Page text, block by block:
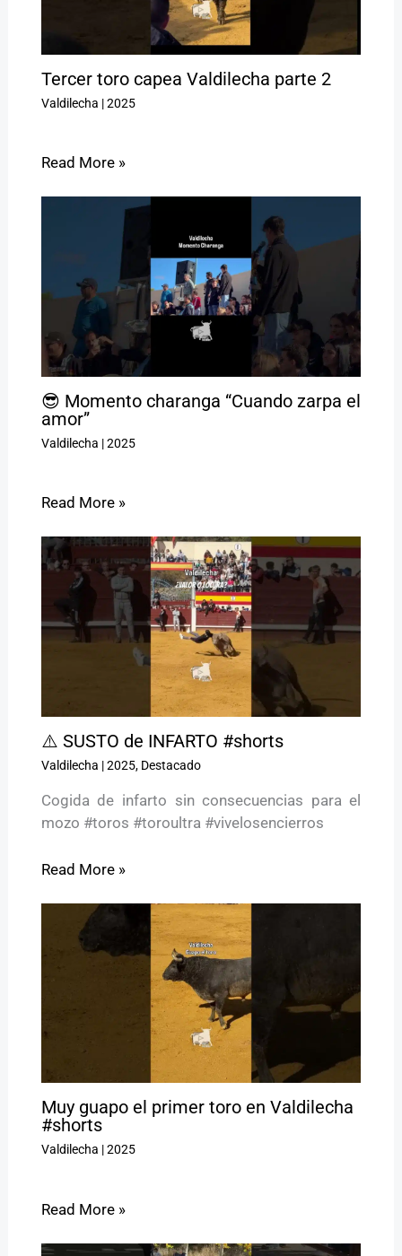
Tercer toro capea Valdilecha parte 2
Valdilecha |2025
Read More »
😎 Momento charanga “Cuando zarpa el
amor”
Valdilecha |2025
Read More »
⚠️ SUSTO de INFARTO #shorts
Valdilecha |2025, Destacado
Cogida de infarto sin consecuencias para el
mozo #toros #toroultra #vivelosencierros
Read More »
Muy guapo el primer toro en Valdilecha
#shorts
Valdilecha |2025
Read More »